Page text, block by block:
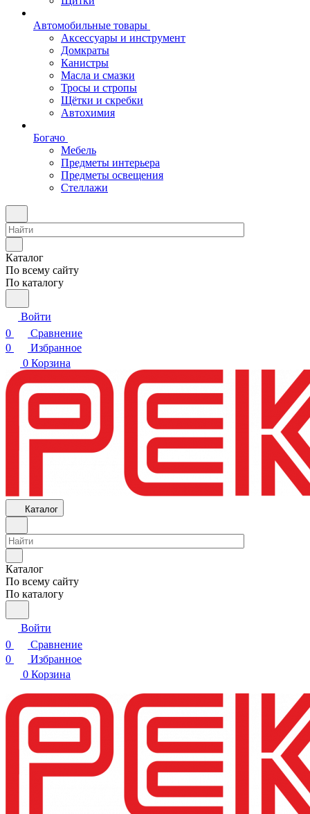
Автомобильные товары
Аксессуары и инструмент
Домкраты
Канистры
Масла и смазки
Тросы и стропы
Щётки и скребки
Автохимия
Богачо
Мебель
Предметы интерьера
Предметы освещения
Стеллажи
Каталог
По всему сайту
По каталогу
Войти
0
Сравнение
0
Избранное
0 Корзина
Каталог
Каталог
По всему сайту
По каталогу
Войти
0
Сравнение
0
Избранное
0 Корзина